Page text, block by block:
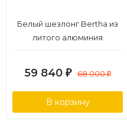
Белый шезлонг Bertha из
литого алюминия
59 840 ₽ 68 000₽
В корзину